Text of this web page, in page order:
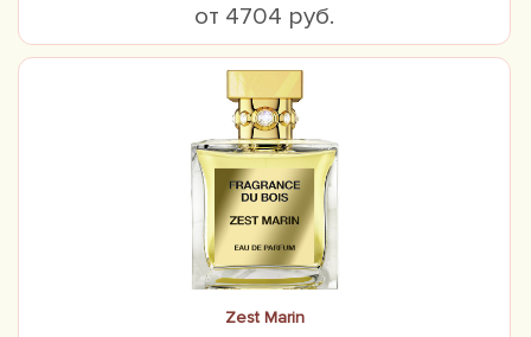
от 4704 руб.
Zest Marin